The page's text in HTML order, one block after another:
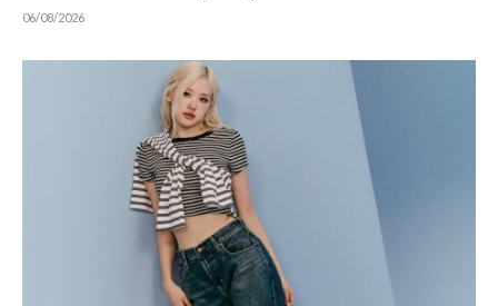
06/08/2026